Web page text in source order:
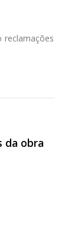
reclamações
da obra